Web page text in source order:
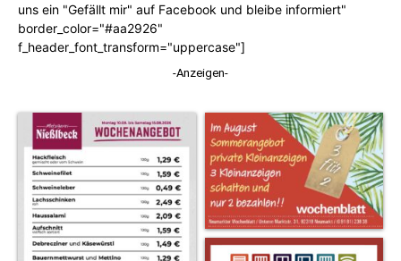
uns ein "Gefällt mir" auf Facebook und bleibe informiert"
border_color="#aa2926"
f_header_font_transform="uppercase"]
-Anzeigen-